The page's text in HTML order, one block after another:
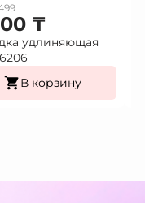
₸
удлиняющая
В корзину